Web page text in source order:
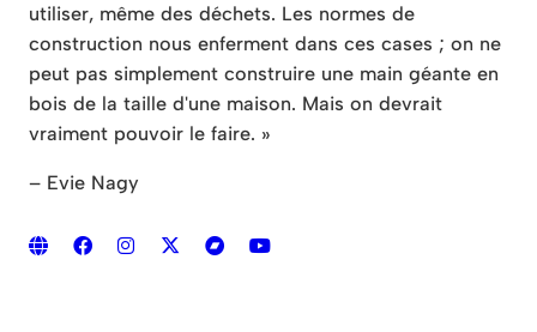
utiliser, même des déchets. Les normes de
construction nous enferment dans ces cases ; on ne
peut pas simplement construire une main géante en
bois de la taille d'une maison. Mais on devrait
vraiment pouvoir le faire. »
– Evie Nagy